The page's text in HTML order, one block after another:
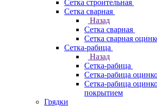
Сетка строительная
Сетка сварная
Назад
Сетка сварная
Сетка сварная
Сетка-рабица
Назад
Сетка-рабица
Сетка-рабица
Сетка-рабица
покрытием
Грядки